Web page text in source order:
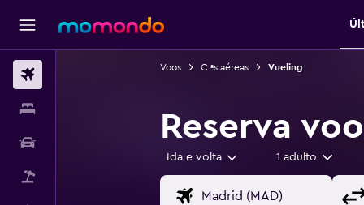
Voos C.ªs aéreas Vueling
Reserva
Ida e volta 1 adulto